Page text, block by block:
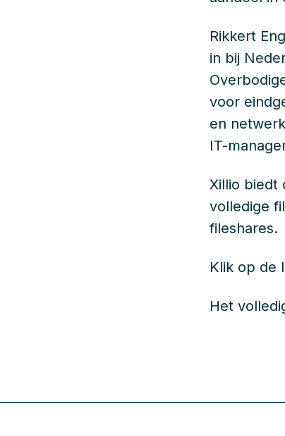
Rikkert
in bij
voor
en
IT-
Xillio biedt
volledige
fileshares.
Klik op de
Het